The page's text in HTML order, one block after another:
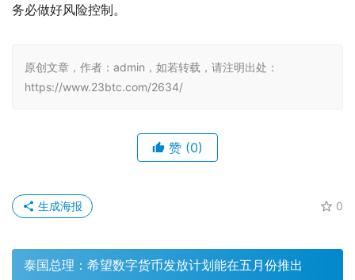
务必做好风险控制。
原创文章，作者：admin，如若转载，请注明出处：
https://www.23btc.com/2634/
赞 (0)
0
生成海报
泰国总理：希望数字货币发放计划能在五月份推出